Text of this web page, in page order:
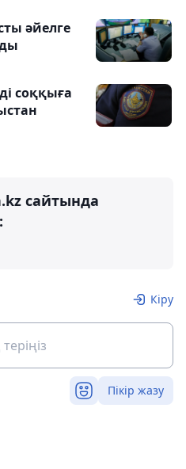
әйелге
соққыға
сайтында
Кіру
Пікір жазу